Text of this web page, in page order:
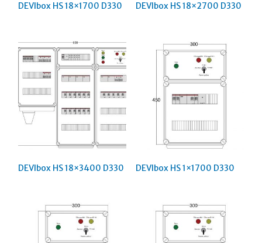
DEVIbox HS 18×1700 D330 DEVIbox HS 18×2700 D330
DEVIbox HS 18×3400 D330 DEVIbox HS 1×1700 D330